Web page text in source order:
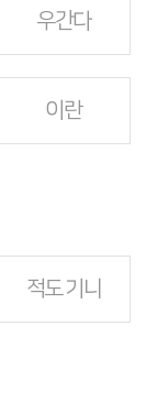
우간다
이란
적도 기니